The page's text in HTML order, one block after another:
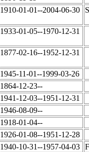
1910-01-01--2004-06-30
1933-01-05--1970-12-31
1877-02-16--1952-12-31
1945-11-01--1999-03-26
1864-12-23--
1941-12-03--1951-12-31
1946-08-09--
1918-01-04--
1926-01-08--1951-12-28
1940-10-31--1957-04-03